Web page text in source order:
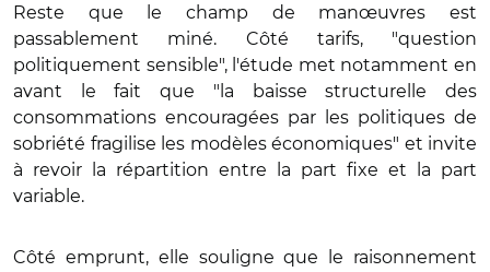
Reste que le champ de manœuvres est
passablement miné. Côté tarifs, "question
politiquement sensible", l'étude met notamment en
avant le fait que "la baisse structurelle des
consommations encouragées par les politiques de
sobriété fragilise les modèles économiques" et invite
à revoir la répartition entre la part fixe et la part
variable.
Côté emprunt, elle souligne que le raisonnement